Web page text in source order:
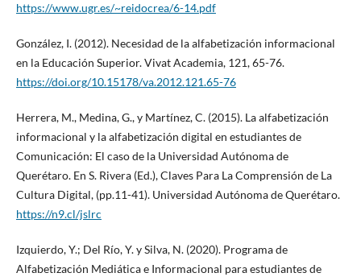
https://www.ugr.es/~reidocrea/6-14.pdf
González, I. (2012). Necesidad de la alfabetización informacional
en la Educación Superior. Vivat Academia, 121, 65-76.
https://doi.org/10.15178/va.2012.121.65-76
Herrera, M., Medina, G., y Martínez, C. (2015). La alfabetización
informacional y la alfabetización digital en estudiantes de
Comunicación: El caso de la Universidad Autónoma de
Querétaro. En S. Rivera (Ed.), Claves Para La Comprensión de La
Cultura Digital, (pp.11-41). Universidad Autónoma de Querétaro.
https://n9.cl/jslrc
Izquierdo, Y.; Del Río, Y. y Silva, N. (2020). Programa de
Alfabetización Mediática e Informacional para estudiantes de